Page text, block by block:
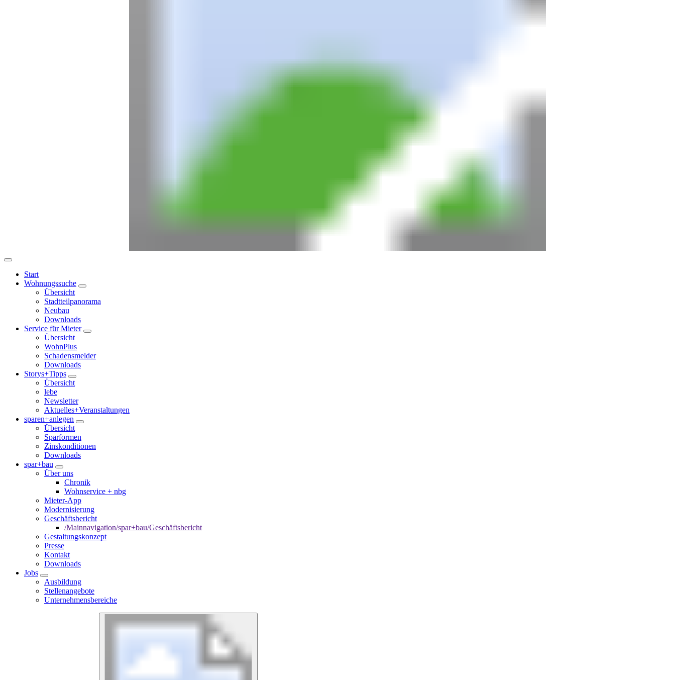
Start
Wohnungssuche
Übersicht
Stadtteilpanorama
Neubau
Downloads
Service für Mieter
Übersicht
WohnPlus
Schadensmelder
Downloads
Storys+Tipps
Übersicht
lebe
Newsletter
Aktuelles+Veranstaltungen
sparen+anlegen
Übersicht
Sparformen
Zinskonditionen
Downloads
spar+bau
Über uns
Chronik
Wohnservice + nbg
Mieter-App
Modernisierung
Geschäftsbericht
/Mainnavigation/spar+bau/Geschäftsbericht
Gestaltungskonzept
Presse
Kontakt
Downloads
Jobs
Ausbildung
Stellenangebote
Unternehmensbereiche